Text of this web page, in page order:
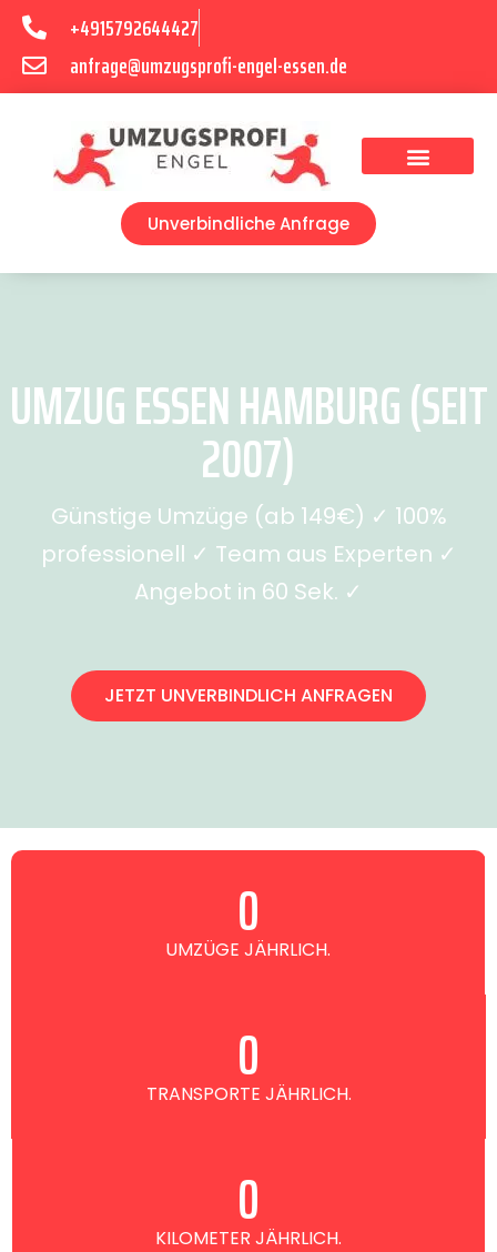
+4915792644427
anfrage@umzugsprofi-engel-essen.de
Unverbindliche Anfrage
UMZUG ESSEN HAMBURG (SEIT
2007)
Günstige Umzüge (ab 149€) ✓ 100%
professionell ✓ Team aus Experten ✓
Angebot in 60 Sek. ✓
JETZT UNVERBINDLICH ANFRAGEN
UMZÜGE JÄHRLICH.
0
TRANSPORTE JÄHRLICH.
0
KILOMETER JÄHRLICH.
0